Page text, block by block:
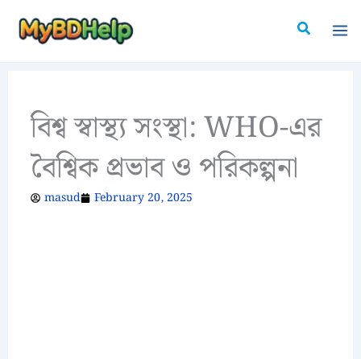
Search
বিশ্ব স্বাস্থ্য সংস্থা: WHO-এর
বৈশ্বিক প্রভাব ও পরিকল্পনা
masud February 20, 2025